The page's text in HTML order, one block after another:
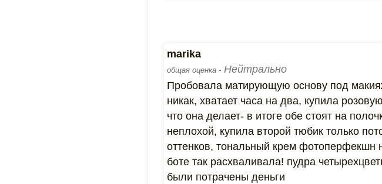
marika
общая оценка - Нейтрально
Пробовала матирующую основу под
никак, хватает часа на два, купила
что она делает- в итоге обе стоят на
неплохой, купила второй тюбик только
оттенков, тональный крем фотоперфекшн
боте так расхваливала! пудра
были потрачены деньги